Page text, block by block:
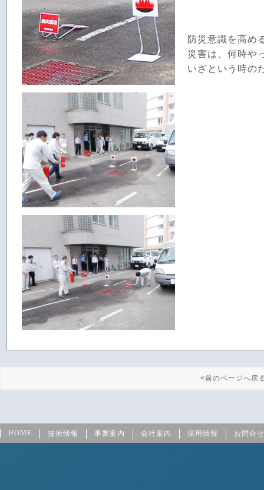
防災意識を高め
災害は、何時や
いざという時の
<前のページへ戻
HOME 技術情報 事業案内 会社案内 採用情報 お問合せ